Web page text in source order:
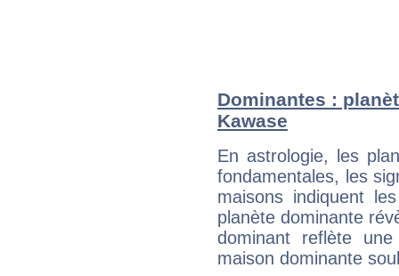
Dominantes :
Kawase
En astrologie, les
fondamentales, les
maisons indiquent
planète dominante
dominant reflète
maison dominante